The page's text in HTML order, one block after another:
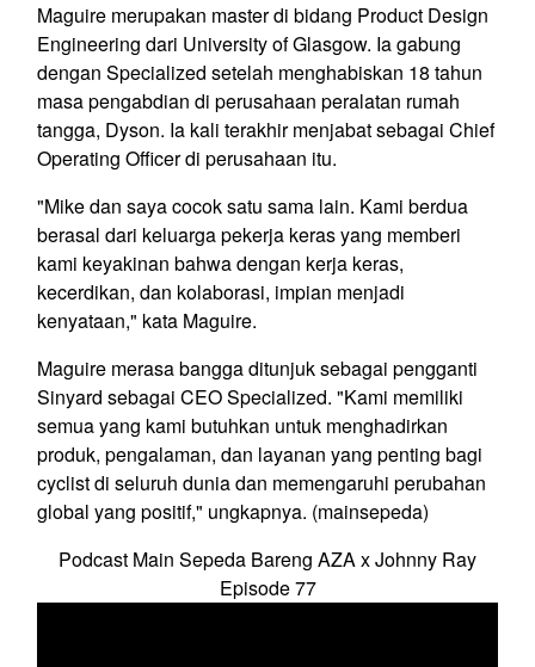
Maguire merupakan master di bidang Product Design
Engineering dari University of Glasgow. Ia gabung
dengan Specialized setelah menghabiskan 18 tahun
masa pengabdian di perusahaan peralatan rumah
tangga, Dyson. Ia kali terakhir menjabat sebagai Chief
Operating Officer di perusahaan itu.
"Mike dan saya cocok satu sama lain. Kami berdua
berasal dari keluarga pekerja keras yang memberi
kami keyakinan bahwa dengan kerja keras,
kecerdikan, dan kolaborasi, impian menjadi
kenyataan," kata Maguire.
Maguire merasa bangga ditunjuk sebagai pengganti
Sinyard sebagai CEO Specialized. "Kami memiliki
semua yang kami butuhkan untuk menghadirkan
produk, pengalaman, dan layanan yang penting bagi
cyclist di seluruh dunia dan memengaruhi perubahan
global yang positif," ungkapnya. (mainsepeda)
Podcast Main Sepeda Bareng AZA x Johnny Ray
Episode 77